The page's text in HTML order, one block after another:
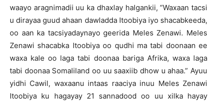
waayo aragnimadii uu ka dhaxlay halgankii, “Waxaan tacsi
u dirayaa guud ahaan dawladda Itoobiya iyo shacabkeeda,
oo aan ka tacsiyadaynayo geerida Meles Zenawi. Meles
Zenawi shacabka Itoobiya oo qudhi ma tabi doonaan ee
waxa kale oo laga tabi doonaa bariga Afrika, waxa laga
tabi doonaa Somaliland oo uu saaxiib dhow u ahaa.” Ayuu
yidhi Cawil, waxaanu intaas raaciya inuu Meles Zenawi
Itoobiya ku hagayay 21 sannadood oo uu xilka hayay